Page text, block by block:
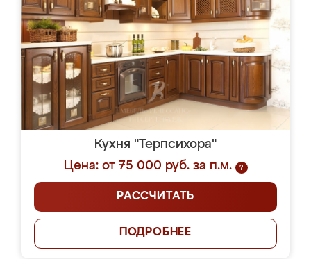
Кухня "Терпсихора"
Цена: от 75 000 руб. за п.м.
?
РАССЧИТАТЬ
ПОДРОБНЕЕ